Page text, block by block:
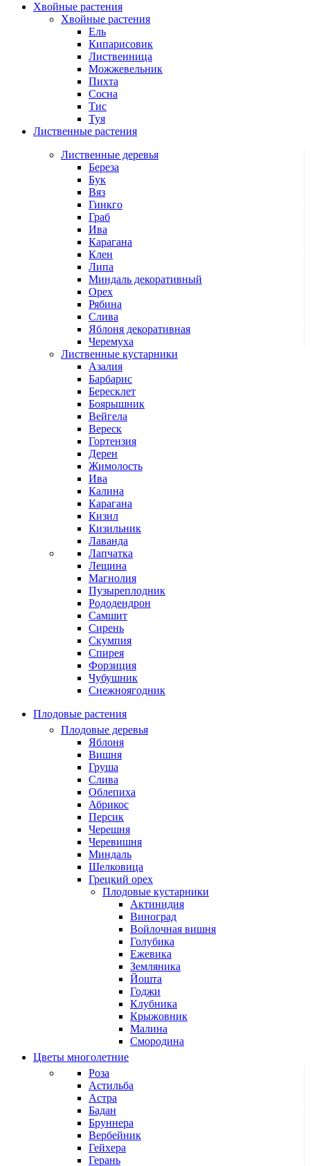
Хвойные растения
Хвойные растения
Ель
Кипарисовик
Лиственница
Можжевельник
Пихта
Сосна
Тис
Туя
Лиственные растения
Лиственные деревья
Береза
Бук
Вяз
Гинкго
Граб
Ива
Карагана
Клен
Липа
Миндаль декоративный
Орех
Рябина
Слива
Яблоня декоративная
Черемуха
Лиственные кустарники
Азалия
Барбарис
Бересклет
Боярышник
Вейгела
Вереск
Гортензия
Дерен
Жимолость
Ива
Калина
Карагана
Кизил
Кизильник
Лаванда
Лапчатка
Лещина
Магнолия
Пузыреплодник
Рододендрон
Самшит
Сирень
Скумпия
Спирея
Форзиция
Чубушник
Снежноягодник
Плодовые растения
Плодовые деревья
Яблоня
Вишня
Груша
Слива
Облепиха
Абрикос
Персик
Черешня
Черевишня
Миндаль
Шелковица
Грецкий орех
Плодовые кустарники
Актинидия
Виноград
Войлочная вишня
Голубика
Ежевика
Земляника
Йошта
Годжи
Клубника
Крыжовник
Малина
Смородина
Цветы многолетние
Роза
Астильба
Астра
Бадан
Бруннера
Вербейник
Гейхера
Герань